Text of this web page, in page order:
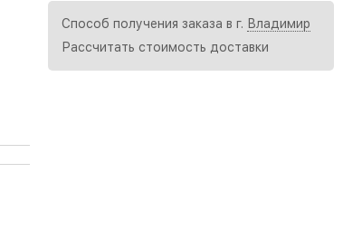
Способ получения заказа в г. Владимир
Рассчитать стоимость доставки